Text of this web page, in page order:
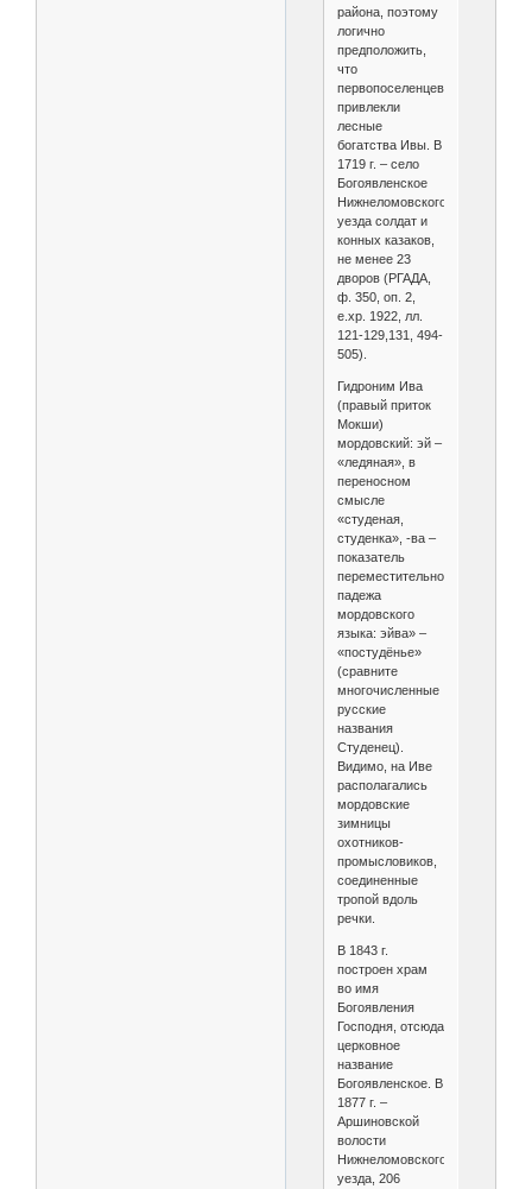
района, поэтому
логично
предположить,
что
первопоселенцев
привлекли
лесные
богатства Ивы. В
1719 г. – село
Богоявленское
Нижнеломовского
уезда солдат и
конных казаков,
не менее 23
дворов (РГАДА,
ф. 350, оп. 2,
е.хр. 1922, лл.
121-129,131, 494-
505).
Гидроним Ива
(правый приток
Мокши)
мордовский: эй –
«ледяная», в
переносном
смысле
«студеная,
студенка», -ва –
показатель
переместительного
падежа
мордовского
языка: эйва» –
«постудёнье»
(сравните
многочисленные
русские
названия
Студенец).
Видимо, на Иве
располагались
мордовские
зимницы
охотников-
промысловиков,
соединенные
тропой вдоль
речки.
В 1843 г.
построен храм
во имя
Богоявления
Господня, отсюда
церковное
название
Богоявленское. В
1877 г. –
Аршиновской
волости
Нижнеломовского
уезда, 206